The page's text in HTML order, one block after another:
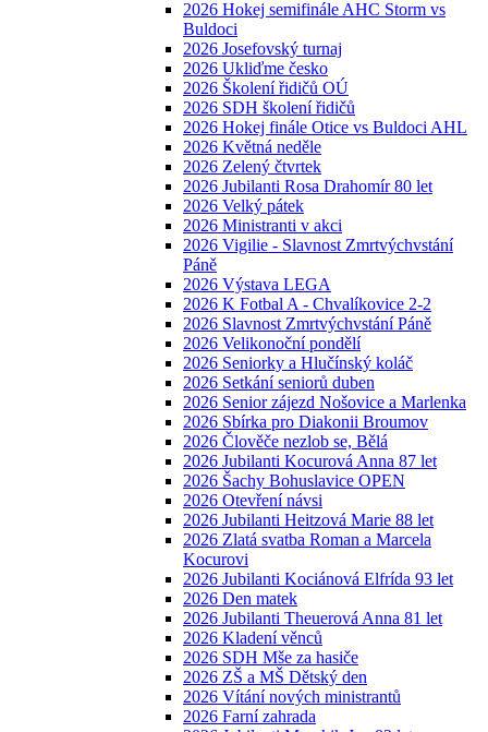
2026 Hokej semifinále AHC Storm vs
Buldoci
2026 Josefovský turnaj
2026 Ukliďme česko
2026 Školení řidičů OÚ
2026 SDH školení řidičů
2026 Hokej finále Otice vs Buldoci AHL
2026 Květná neděle
2026 Zelený čtvrtek
2026 Jubilanti Rosa Drahomír 80 let
2026 Velký pátek
2026 Ministranti v akci
2026 Vigilie - Slavnost Zmrtvýchvstání
Páně
2026 Výstava LEGA
2026 K Fotbal A - Chvalíkovice 2-2
2026 Slavnost Zmrtvýchvstání Páně
2026 Velikonoční pondělí
2026 Seniorky a Hlučínský koláč
2026 Setkání seniorů duben
2026 Senior zájezd Nošovice a Marlenka
2026 Sbírka pro Diakonii Broumov
2026 Člověče nezlob se, Bělá
2026 Jubilanti Kocurová Anna 87 let
2026 Šachy Bohuslavice OPEN
2026 Otevření návsi
2026 Jubilanti Heitzová Marie 88 let
2026 Zlatá svatba Roman a Marcela
Kocurovi
2026 Jubilanti Kociánová Elfrída 93 let
2026 Den matek
2026 Jubilanti Theuerová Anna 81 let
2026 Kladení věnců
2026 SDH Mše za hasiče
2026 ZŠ a MŠ Dětský den
2026 Vítání nových ministrantů
2026 Farní zahrada